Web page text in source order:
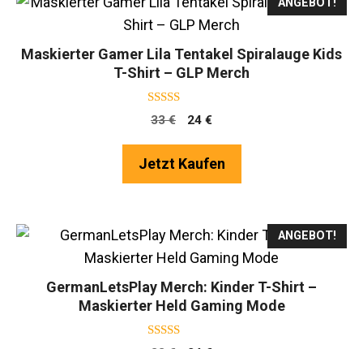
Maskierter Gamer Lila Tentakel Spiralauge Kids
T-Shirt – GLP Merch
4.75
von 5
33€
Ursprünglicher
war:
24 €
ist:
Jetzt Kaufen
ANGEBOT!
GermanLetsPlay Merch: Kinder T-Shirt –
Maskierter Held Gaming Mode